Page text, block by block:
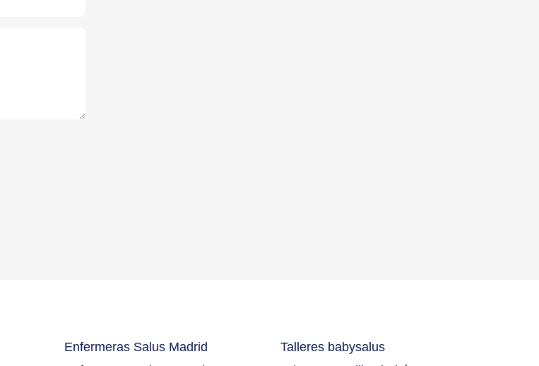
Enfermeras Salus Madrid
Talleres babysalus